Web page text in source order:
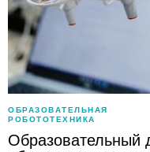
ОБРАЗОВАТЕЛЬНАЯ
РОБОТОТЕХНИКА
Образовательный